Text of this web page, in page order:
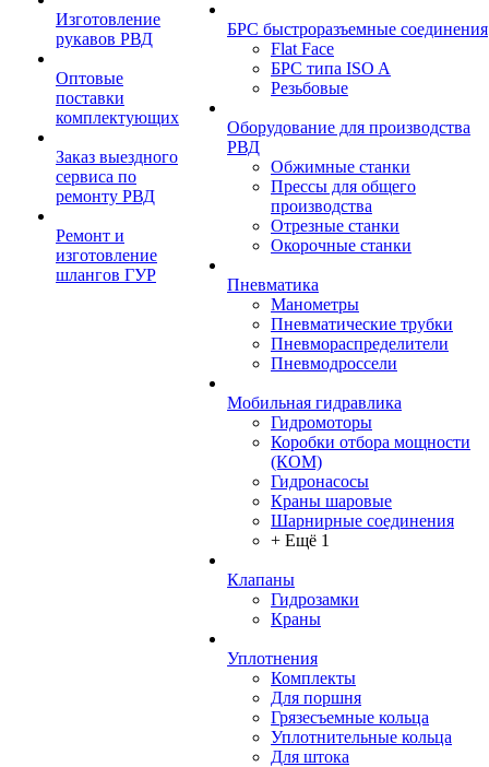
Изготовление
рукавов РВД
Оптовые
поставки
комплектующих
Заказ выездного
сервиса по
ремонту РВД
Ремонт и
изготовление
шлангов ГУР
БРС быстроразъемные соединения
Flat Face
БРС типа ISO A
Резьбовые
Оборудование для производства
РВД
Обжимные станки
Прессы для общего
производства
Отрезные станки
Окорочные станки
Пневматика
Манометры
Пневматические трубки
Пневмораспределители
Пневмодроссели
Мобильная гидравлика
Гидромоторы
Коробки отбора мощности
(КОМ)
Гидронасосы
Краны шаровые
Шарнирные соединения
+ Ещё 1
Клапаны
Гидрозамки
Краны
Уплотнения
Комплекты
Для поршня
Грязесъемные кольца
Уплотнительные кольца
Для штока